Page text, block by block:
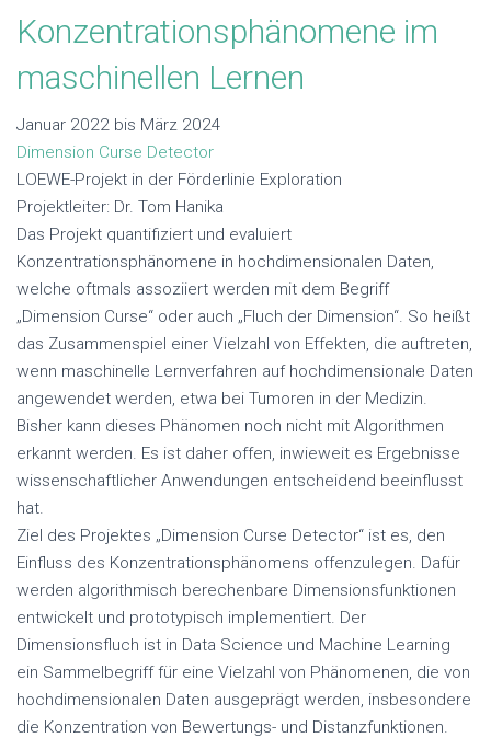
Konzentrationsphänomene im
maschinellen Lernen
Januar 2022 bis März 2024
Dimension Curse Detector
LOEWE-Projekt in der Förderlinie Exploration
Projektleiter: Dr. Tom Hanika
Das Projekt quantifiziert und evaluiert
Konzentrationsphänomene in hochdimensionalen Daten,
welche oftmals assoziiert werden mit dem Begriff
„Dimension Curse“ oder auch „Fluch der Dimension“. So heißt
das Zusammenspiel einer Vielzahl von Effekten, die auftreten,
wenn maschinelle Lernverfahren auf hochdimensionale Daten
angewendet werden, etwa bei Tumoren in der Medizin.
Bisher kann dieses Phänomen noch nicht mit Algorithmen
erkannt werden. Es ist daher offen, inwieweit es Ergebnisse
wissenschaftlicher Anwendungen entscheidend beeinflusst
hat.
Ziel des Projektes „Dimension Curse Detector“ ist es, den
Einfluss des Konzentrationsphänomens offenzulegen. Dafür
werden algorithmisch berechenbare Dimensionsfunktionen
entwickelt und prototypisch implementiert. Der
Dimensionsfluch ist in Data Science und Machine Learning
ein Sammelbegriff für eine Vielzahl von Phänomenen, die von
hochdimensionalen Daten ausgeprägt werden, insbesondere
die Konzentration von Bewertungs- und Distanzfunktionen.